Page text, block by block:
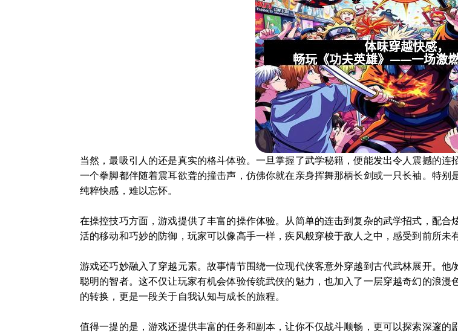
当然，最吸引人的还是真实的格斗体验。一旦掌握了武学秘籍，便能发出令人震撼的
一个拳脚都伴随着震耳欲聋的撞击声，仿佛你就在亲身挥舞那柄长剑或一只长袖。特别
纯粹快感，难以忘怀。
在操控技巧方面，游戏提供了丰富的操作体验。从简单的连击到复杂的武学招式，配
活的移动和巧妙的防御，玩家可以像高手一样，疾风般穿梭于敌人之中，感受到前所未
游戏还巧妙融入了穿越元素。故事情节围绕一位现代侠客意外穿越到古代武林展开。他
聪明的智者。这不仅让玩家有机会体验传统武侠的魅力，也加入了一层穿越奇幻的浪
的转换，更是一段关于自我认知与成长的旅程。
值得一提的是，游戏还提供丰富的任务和副本，让你不仅战斗顺畅，更可以探索深邃